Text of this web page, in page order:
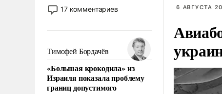
Мир, где политические
прожекты будут безусловно
налогоплательщиков и где
Еревану за свои поступки не
нужно отвечать.
17 комментариев
Тимофей Бордачёв
«Большая крокодила» из
Израиля показала проблему
границ допустимого
6 АВГУСТА